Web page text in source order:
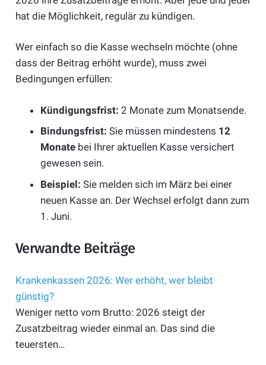
hat die Möglichkeit, regulär zu kündigen.
Wer einfach so die Kasse wechseln möchte (ohne
dass der Beitrag erhöht wurde), muss zwei
Bedingungen erfüllen:
Kündigungsfrist: 2 Monate zum Monatsende.
Bindungsfrist: Sie müssen mindestens 12
Monate bei Ihrer aktuellen Kasse versichert
gewesen sein.
Beispiel: Sie melden sich im März bei einer
neuen Kasse an. Der Wechsel erfolgt dann zum
1. Juni.
Verwandte Beiträge
Krankenkassen 2026: Wer erhöht, wer bleibt
günstig?
Weniger netto vom Brutto: 2026 steigt der
Zusatzbeitrag wieder einmal an. Das sind die
teuersten…